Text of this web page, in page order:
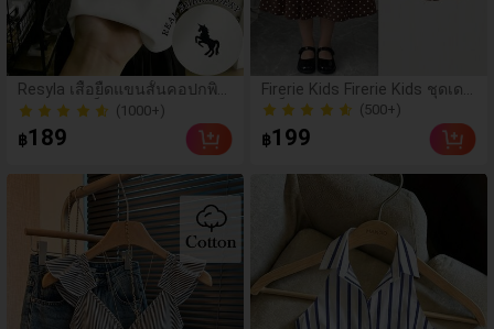
Resyla เสื้อยืดแขนสั้นคอปกพิม
พ์ลายทางบล็อกสีปักยูนิคอร์นลำ
ลองและอเนกประสงค์สำหรับผู้ห
ญิง
(1000+)
100+ ขายแล้ว
100+ ขายแล้ว
฿189
Firerie Kids Firerie Kids ชุดเดร
สเด็กผู้หญิงวัยรุ่น ลายจุด คอกล
ม แขนกุด โบว์ถอดได้ สไตล์ลำ
ลองหรูหรา แฟชั่น ใส่ได้ทุกวัน แ
(500+)
฿199